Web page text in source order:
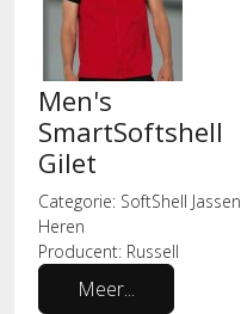
Men's
SmartSoftshell
Gilet
Categorie: SoftShell Jassen
Heren
Producent: Russell
Meer...